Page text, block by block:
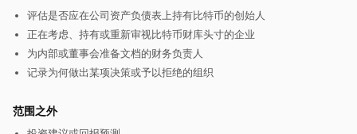
评估是否应在公司资产负债表上持有比特币的创始人
正在考虑、持有或重新审视比特币财库头寸的企业
为内部或董事会准备文档的财务负责人
记录为何做出某项决策或予以拒绝的组织
范围之外